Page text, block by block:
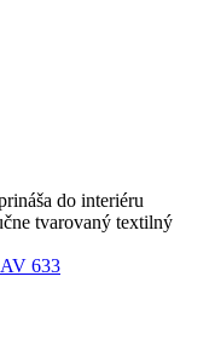
do interiéru
tvarovaný textilný